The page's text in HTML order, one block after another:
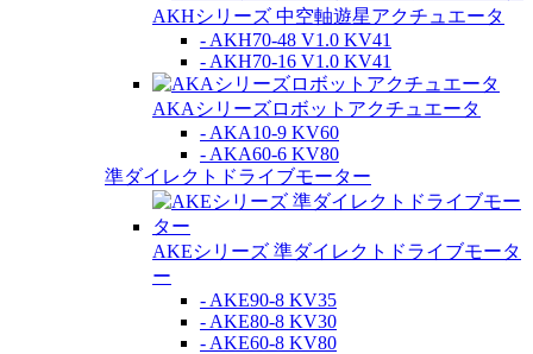
AKHシリーズ 中空軸遊星アクチュエータ
- AKH70-48 V1.0 KV41
- AKH70-16 V1.0 KV41
AKAシリーズロボットアクチュエータ
- AKA10-9 KV60
- AKA60-6 KV80
準ダイレクトドライブモーター
AKEシリーズ 準ダイレクトドライブモータ
ー
- AKE90-8 KV35
- AKE80-8 KV30
- AKE60-8 KV80